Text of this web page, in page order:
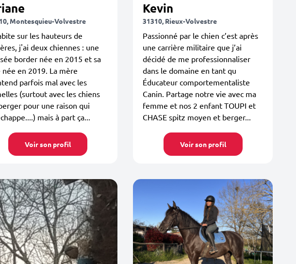
Montesquieu-Volvestre
sur les hauteurs de
j'ai deux chiennes : une
border née en 2015 et sa
en 2019. La mère
parfois mal avec les
(surtout avec les chiens
pour une raison qui
mais à part ça...
Voir son profil
Kevin
31310, Rieux-Volvestre
Passionné par le chien c’est après
une carrière militaire que j’ai
décidé de me professionnaliser
dans le domaine en tant qu
Éducateur comportementaliste
Canin. Partage notre vie avec ma
femme et nos 2 enfant TOUPI et
CHASE spitz moyen et berger...
Voir son profil